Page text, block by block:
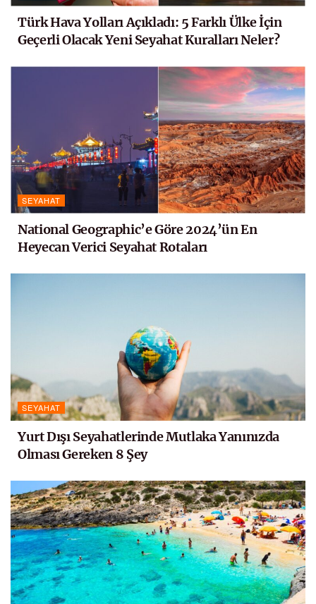
Türk Hava Yolları Açıkladı: 5 Farklı Ülke İçin
Geçerli Olacak Yeni Seyahat Kuralları Neler?
SEYAHAT
National Geographic’e Göre 2024’ün En
Heyecan Verici Seyahat Rotaları
SEYAHAT
Yurt Dışı Seyahatlerinde Mutlaka Yanınızda
Olması Gereken 8 Şey